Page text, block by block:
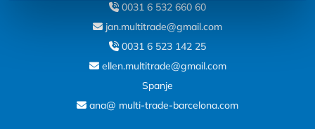
 0031 6 532 660 60
 jan.multitrade@gmail.com
 0031 6 523 142 25
 ellen.multitrade@gmail.com
Spanje
 ana@ multi-trade-barcelona.com